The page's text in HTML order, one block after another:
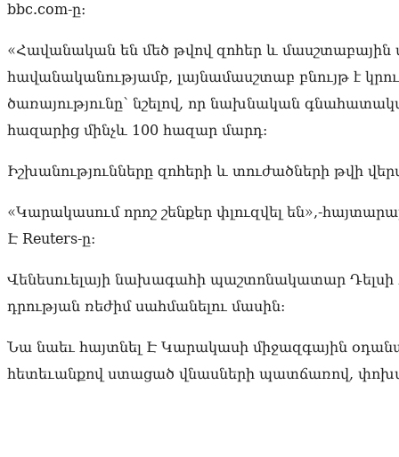
bbc.com-ը։
«Հավանական են մեծ թվով զոհեր և մասշտաբային
հավանականությամբ, լայնամասշտաբ բնույթ է
ծառայությունը՝ նշելով, որ նախնական
հազարից մինչև 100 հազար մարդ:
Իշխանությունները զոհերի և տուժածների թվի
«Կարակասում որոշ շենքեր փլուզվել են»,-
Է Reuters-ը:
Վենեսուելայի նախագահի պաշտոնակատար
դրության ռեժիմ սահմանելու մասին:
Նա նաեւ հայտնել Է Կարակասի միջազգային
հետեւանքով ստացած վնասների պատճառով,